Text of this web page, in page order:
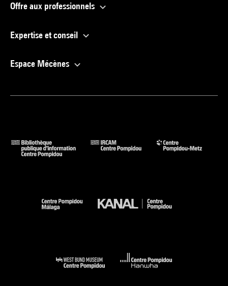
Offre aux professionnels
Expertise et conseil
Espace Mécènes